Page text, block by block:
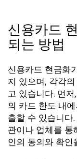
신용카드
되는 방법
신용카드 현금화
지 있으며, 각각
고 있습니다. 먼
의 카드 한도 내
출할 수 있습니다
관이나 업체를 통
인의 동의와 확인